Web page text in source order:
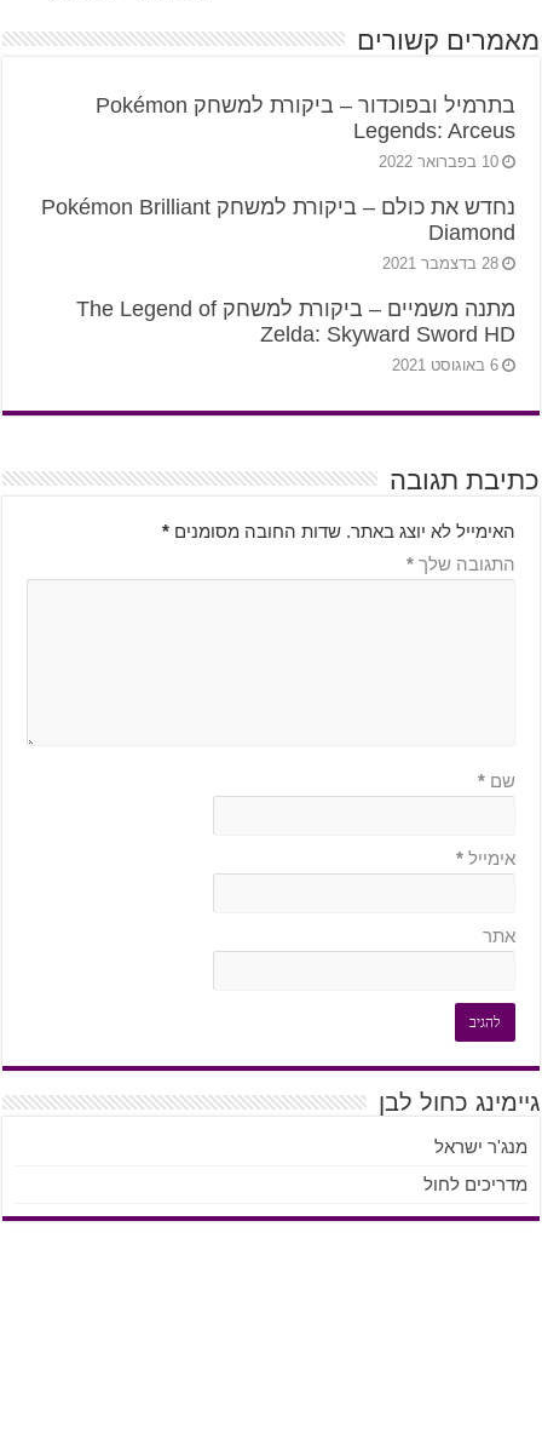
מאמרים קשורים
בתרמיל ובפוכדור – ביקורת למשחק Pokémon
Legends: Arceus
10 בפברואר 2022
נחדש את כולם – ביקורת למשחק Pokémon Brilliant
Diamond
28 בדצמבר 2021
מתנה משמיים – ביקורת למשחק The Legend of
Zelda: Skyward Sword HD
6 באוגוסט 2021
כתיבת תגובה
האימייל לא יוצג באתר. שדות החובה מסומנים *
התגובה שלך *
שם *
אימייל *
אתר
גיימינג כחול לבן
מנג'ר ישראל
מדריכים לחול